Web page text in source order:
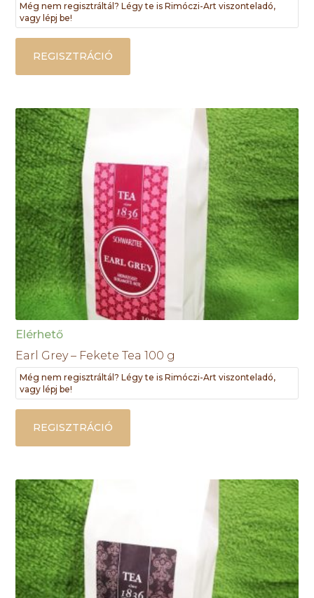
Még nem regisztráltál? Légy te is Rimóczi-Art viszonteladó,
vagy lépj be!
REGISZTRÁCIÓ
Elérhető
Earl Grey – Fekete Tea 100 g
Még nem regisztráltál? Légy te is Rimóczi-Art viszonteladó,
vagy lépj be!
REGISZTRÁCIÓ